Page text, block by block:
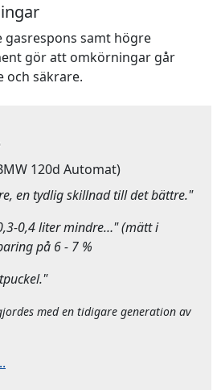
gasrespons samt högre
gör att omkörningar går
och säkrare.
120d Automat)
en tydlig skillnad till det bättre."
0,4 liter mindre…" (mätt i
på 6 - 7 %
med en tidigare generation av